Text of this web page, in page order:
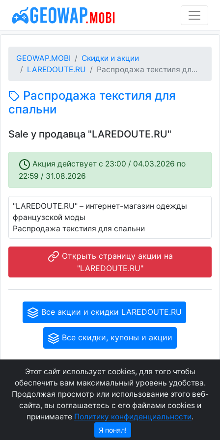
GEOWAP.MOBI
Скидки и акции
LAREDOUTE.RU
Распродажа текстиля дл...
Распродажа текстиля для
спальни
Sale у продавца "LAREDOUTE.RU"
Акция действует c 23:00 / 04.03.2026 по
22:59 / 31.08.2026
"LAREDOUTE.RU" – интернет-магазин одежды
французской моды
Распродажа текстиля для спальни
Открыть страницу акции на
"LAREDOUTE.RU"
Все акции и скидки LAREDOUTE.RU
Все скидки, купоны и акции
GEOWAP.MOBI© 2007 - 2021
Соглашение
Конфиденциальность
О сайте
Контакты
Этот сайт использует cookies, для того чтобы
обеспечить вам максимальный уровень удобства.
Продолжая просмотр или использование этого веб-
сайта, вы соглашаетесь с его файлами cookies и
принимаете Политику конфиденциальности.
Я понял!